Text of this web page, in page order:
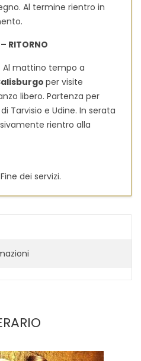
Al termine rientro in
RITORNO
Al mattino tempo a
per visite
libero. Partenza per
Tarvisio e Udine. In serata
rientro alla
dei servizi.